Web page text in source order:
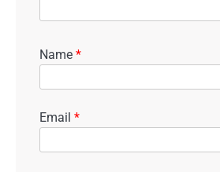
Name *
Email *